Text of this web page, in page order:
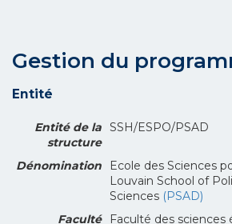
Gestion du
Entité
Entité de la
structure
SSH/ESPO/PSAD
Dénomination
Ecole des Sciences
Louvain School of
Sciences (PSAD)
Faculté
Faculté des sciences